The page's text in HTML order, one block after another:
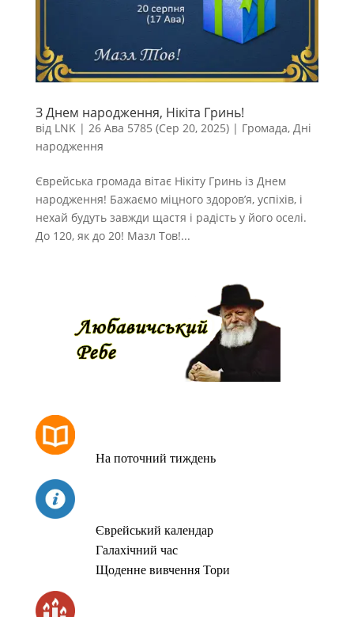
З Днем народження, Нікіта Гринь!
від LNK| 26 Ава 5785 (Сер 20, 2025)| Громада, Дні
народження
Єврейська громада вітає Нікіту Гринь із Днем
народження! Бажаємо міцного здоров’я, успіхів, і
нехай будуть завжди щастя і радість у його оселі.
До 120, як до 20! Мазл Тов!...
На поточний тиждень
Єврейський календар
Галахічний час
Щоденне вивчення Тори